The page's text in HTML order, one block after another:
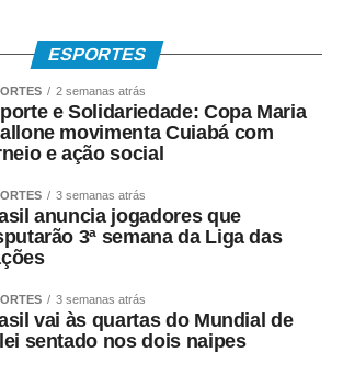
ESPORTES
2 semanas atrás
e Solidariedade: Copa Maria
movimenta Cuiabá com
e ação social
3 semanas atrás
anuncia jogadores que
3ª semana da Liga das
3 semanas atrás
vai às quartas do Mundial de
sentado nos dois naipes